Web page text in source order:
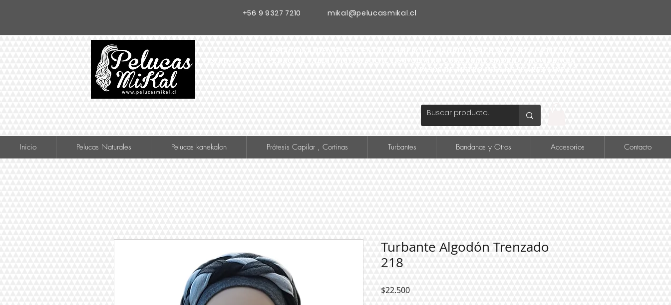
+56 9 9327 7210 mikal@pelucasmikal.cl
Inicio Pelucas Naturales Pelucas kanekalon Prótesis Capilar , Cortinas Turbantes Bandanas y Otros Accesorios Contacto
Turbante Algodón Trenzado
218
$22.500Precio